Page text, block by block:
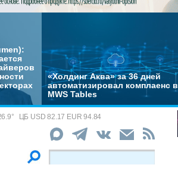
«Холдинг Аква» за 36 дней
автоматизировал комплаенс в
MWS Tables
° ЦБ USD 82.17 EUR 94.84